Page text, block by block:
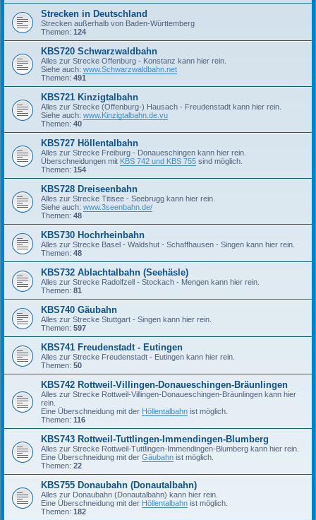
Strecken in Deutschland
Strecken außerhalb von Baden-Württemberg
Themen: 124
KBS720 Schwarzwaldbahn
Alles zur Strecke Offenburg - Konstanz kann hier rein.
Siehe auch: www.Schwarzwaldbahn.net
Themen: 491
KBS721 Kinzigtalbahn
Alles zur Strecke (Offenburg-) Hausach - Freudenstadt kann hier rein.
Siehe auch: www.Kinzigtalbahn.de.vu
Themen: 40
KBS727 Höllentalbahn
Alles zur Strecke Freiburg - Donaueschingen kann hier rein.
Überschneidungen mit KBS 742 und KBS 755 sind möglich.
Themen: 154
KBS728 Dreiseenbahn
Alles zur Strecke Titisee - Seebrugg kann hier rein.
Siehe auch: www.3seenbahn.de/
Themen: 48
KBS730 Hochrheinbahn
Alles zur Strecke Basel - Waldshut - Schaffhausen - Singen kann hier rein.
Themen: 48
KBS732 Ablachtalbahn (Seehäsle)
Alles zur Strecke Radolfzell - Stockach - Mengen kann hier rein.
Themen: 81
KBS740 Gäubahn
Alles zur Strecke Stuttgart - Singen kann hier rein.
Themen: 597
KBS741 Freudenstadt - Eutingen
Alles zur Strecke Freudenstadt - Eutingen kann hier rein.
Themen: 50
KBS742 Rottweil-Villingen-Donaueschingen-Bräunlingen
Alles zur Strecke Rottweil-Villingen-Donaueschingen-Bräunlingen kann hier
rein.
Eine Überschneidung mit der Höllentalbahn ist möglich.
Themen: 116
KBS743 Rottweil-Tuttlingen-Immendingen-Blumberg
Alles zur Strecke Rottweil-Tuttlingen-Immendingen-Blumberg kann hier rein.
Eine Überschneidung mit der Gäubahn ist möglich.
Themen: 22
KBS755 Donaubahn (Donautalbahn)
Alles zur Donaubahn (Donautalbahn) kann hier rein.
Eine Überschneidung mit der Höllentalbahn ist möglich.
Themen: 182